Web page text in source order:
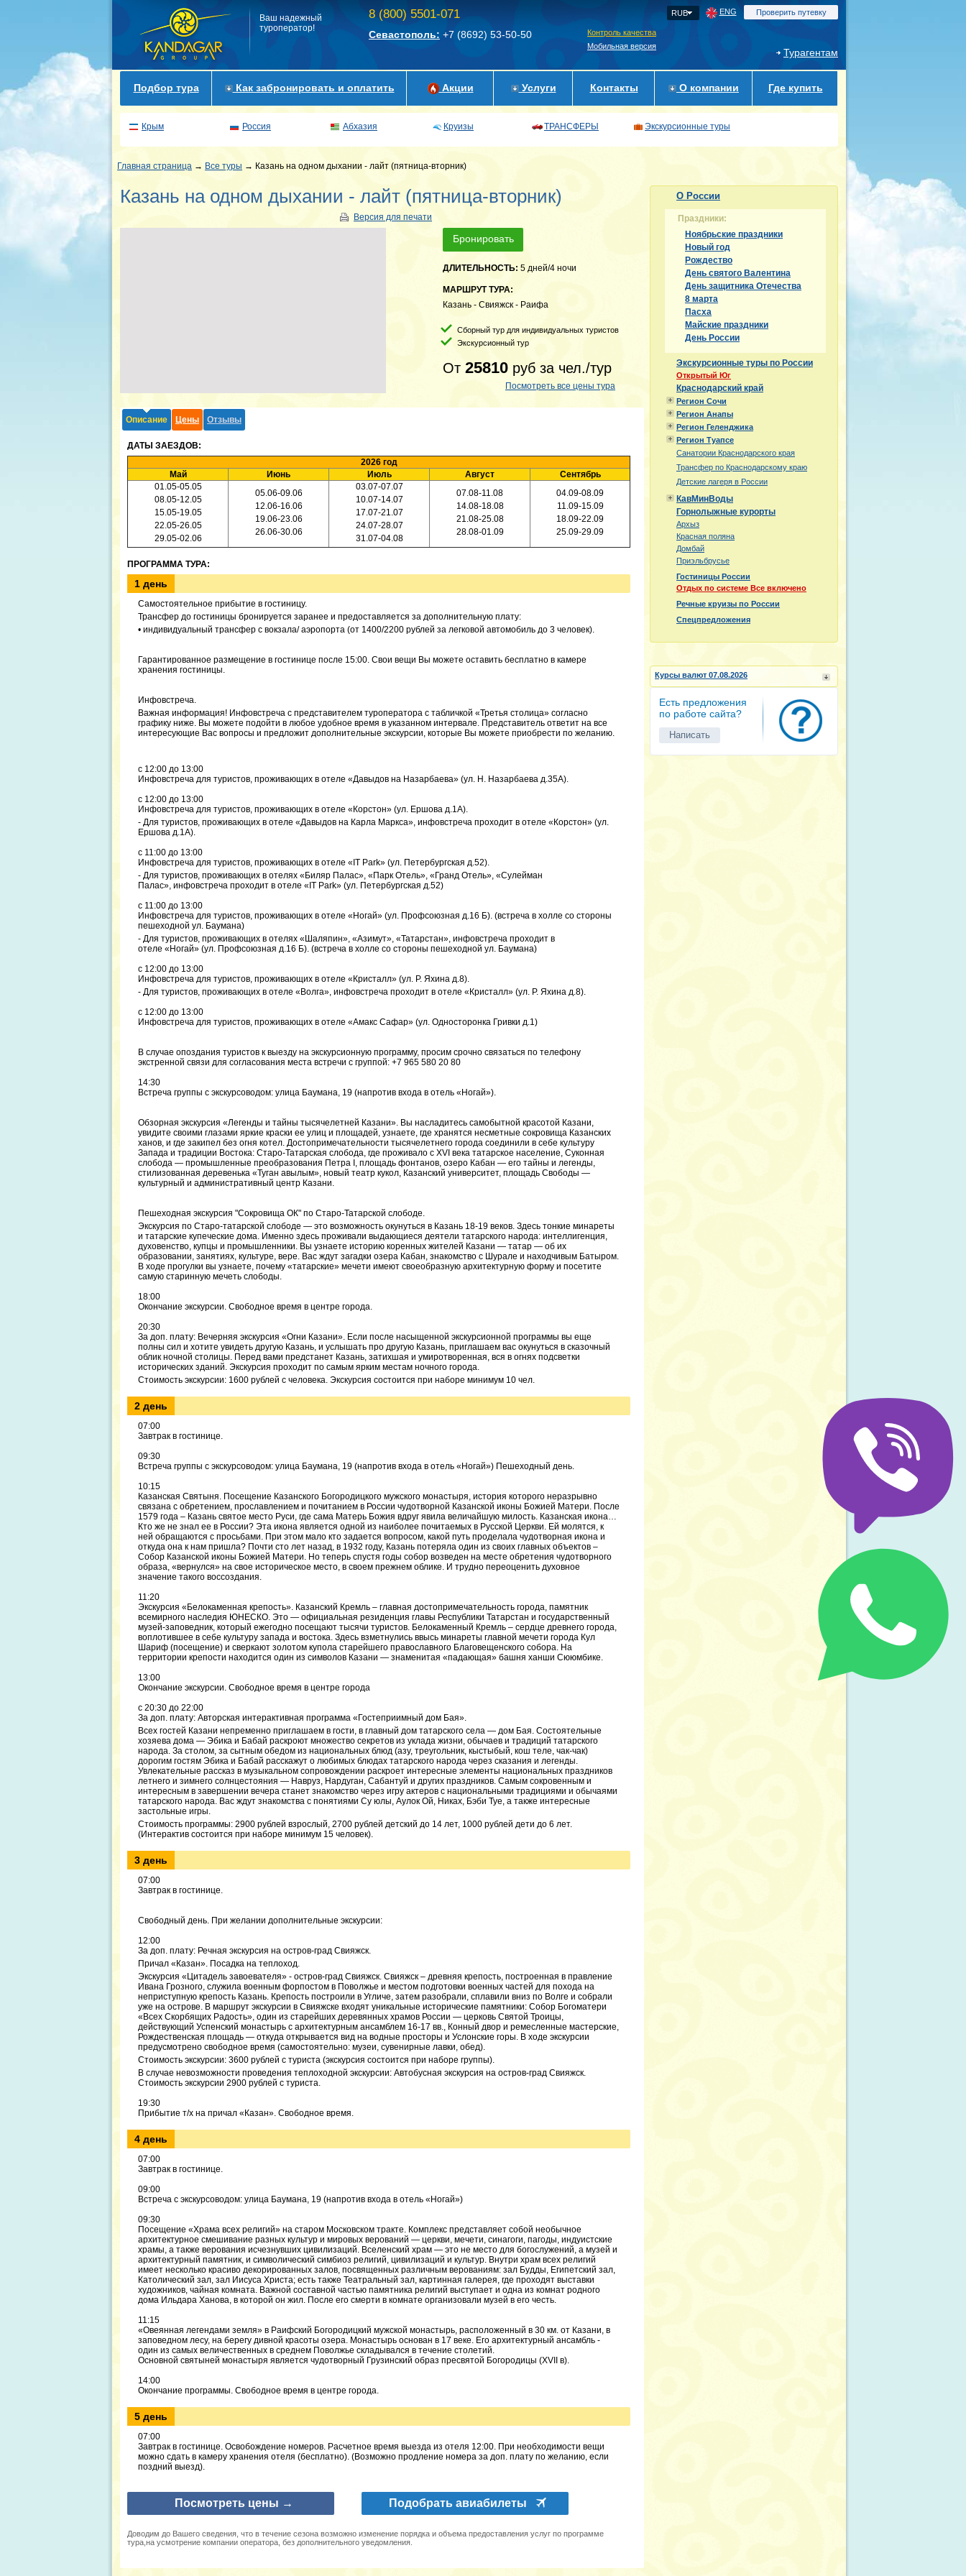
Ваш надежный
туроператор!
8 (800) 5501-071
Севастополь: +7 (8692) 53-50-50
Контроль качества
Мобильная версия
RUB ENG Проверить путевку
Турагентам
Подбор тура Как забронировать и оплатить Акции Услуги Контакты О компании Где купить
Крым Россия Абхазия Круизы ТРАНСФЕРЫ Экскурсионные туры
Главная страница → Все туры → Казань на одном дыхании - лайт (пятница-вторник)
Казань на одном дыхании - лайт (пятница-вторник)
Версия для печати
Бронировать
ДЛИТЕЛЬНОСТЬ: 5 дней/4 ночи
МАРШРУТ ТУРА:
Казань - Свияжск - Раифа
Сборный тур для индивидуальных туристов
Экскурсионный тур
От 25810 руб за чел./тур
Посмотреть все цены тура
Описание Цены Отзывы
ДАТЫ ЗАЕЗДОВ:
2026 год
Май
Июнь Июль Август
Сентябрь
01.05-05.05
08.05-12.05
15.05-19.05
22.05-26.05
29.05-02.06
05.06-09.06
12.06-16.06
19.06-23.06
26.06-30.06
03.07-07.07
10.07-14.07
17.07-21.07
24.07-28.07
31.07-04.08
07.08-11.08
14.08-18.08
21.08-25.08
28.08-01.09
04.09-08.09
11.09-15.09
18.09-22.09
25.09-29.09
ПРОГРАММА ТУРА:
1 день
Самостоятельное прибытие в гостиницу.
Трансфер до гостиницы бронируется заранее и предоставляется за дополнительную плату:
• индивидуальный трансфер с вокзала/ аэропорта (от 1400/2200 рублей за легковой автомобиль до 3 человек).
Гарантированное размещение в гостинице после 15:00. Свои вещи Вы можете оставить бесплатно в камере
хранения гостиницы.
Инфовстреча.
Важная информация! Инфовстреча с представителем туроператора с табличкой «Третья столица» согласно
графику ниже. Вы можете подойти в любое удобное время в указанном интервале. Представитель ответит на все
интересующие Вас вопросы и предложит дополнительные экскурсии, которые Вы можете приобрести по желанию.
с 12:00 до 13:00
Инфовстреча для туристов, проживающих в отеле «Давыдов на Назарбаева» (ул. Н. Назарбаева д.35А).
с 12:00 до 13:00
Инфовстреча для туристов, проживающих в отеле «Корстон» (ул. Ершова д.1А).
- Для туристов, проживающих в отеле «Давыдов на Карла Маркса», инфовстреча проходит в отеле «Корстон» (ул.
Ершова д.1А).
с 11:00 до 13:00
Инфовстреча для туристов, проживающих в отеле «IT Park» (ул. Петербургская д.52).
- Для туристов, проживающих в отелях «Биляр Палас», «Парк Отель», «Гранд Отель», «Сулейман
Палас», инфовстреча проходит в отеле «IT Park» (ул. Петербургская д.52)
с 11:00 до 13:00
Инфовстреча для туристов, проживающих в отеле «Ногай» (ул. Профсоюзная д.16 Б). (встреча в холле со стороны
пешеходной ул. Баумана)
- Для туристов, проживающих в отелях «Шаляпин», «Азимут», «Татарстан», инфовстреча проходит в
отеле «Ногай» (ул. Профсоюзная д.16 Б). (встреча в холле со стороны пешеходной ул. Баумана)
с 12:00 до 13:00
Инфовстреча для туристов, проживающих в отеле «Кристалл» (ул. Р. Яхина д.8).
- Для туристов, проживающих в отеле «Волга», инфовстреча проходит в отеле «Кристалл» (ул. Р. Яхина д.8).
с 12:00 до 13:00
Инфовстреча для туристов, проживающих в отеле «Амакс Сафар» (ул. Односторонка Гривки д.1)
В случае опоздания туристов к выезду на экскурсионную программу, просим срочно связаться по телефону
экстренной связи для согласования места встречи с группой: +7 965 580 20 80
14:30
Встреча группы с экскурсоводом: улица Баумана, 19 (напротив входа в отель «Ногай»).
Обзорная экскурсия «Легенды и тайны тысячелетней Казани». Вы насладитесь самобытной красотой Казани,
увидите своими глазами яркие краски ее улиц и площадей, узнаете, где хранятся несметные сокровища Казанских
ханов, и где закипел без огня котел. Достопримечательности тысячелетнего города соединили в себе культуру
Запада и традиции Востока: Старо-Татарская слобода, где проживало с XVI века татарское население, Суконная
слобода — промышленные преобразования Петра I, площадь фонтанов, озеро Кабан — его тайны и легенды,
стилизованная деревенька «Туган авылым», новый театр кукол, Казанский университет, площадь Свободы —
культурный и административный центр Казани.
Пешеходная экскурсия "Сокровища ОК" по Старо-Татарской слободе.
Экскурсия по Старо-татарской слободе — это возможность окунуться в Казань 18-19 веков. Здесь тонкие минареты
и татарские купеческие дома. Именно здесь проживали выдающиеся деятели татарского народа: интеллигенция,
духовенство, купцы и промышленники. Вы узнаете историю коренных жителей Казани — татар — об их
образовании, занятиях, культуре, вере. Вас ждут загадки озера Кабан, знакомство с Шурале и находчивым Батыром.
В ходе прогулки вы узнаете, почему «татарские» мечети имеют своеобразную архитектурную форму и посетите
самую старинную мечеть слободы.
18:00
Окончание экскурсии. Свободное время в центре города.
20:30
За доп. плату: Вечерняя экскурсия «Огни Казани». Если после насыщенной экскурсионной программы вы еще
полны сил и хотите увидеть другую Казань, и услышать про другую Казань, приглашаем вас окунуться в сказочный
облик ночной столицы. Перед вами предстанет Казань, затихшая и умиротворенная, вся в огнях подсветки
исторических зданий. Экскурсия проходит по самым ярким местам ночного города.
Стоимость экскурсии: 1600 рублей с человека. Экскурсия состоится при наборе минимум 10 чел.
2 день
07:00
Завтрак в гостинице.
09:30
Встреча группы с экскурсоводом: улица Баумана, 19 (напротив входа в отель «Ногай») Пешеходный день.
10:15
Казанская Святыня. Посещение Казанского Богородицкого мужского монастыря, история которого неразрывно
связана с обретением, прославлением и почитанием в России чудотворной Казанской иконы Божией Матери. После
1579 года – Казань святое место Руси, где сама Матерь Божия вдруг явила величайшую милость. Казанская икона…
Кто же не знал ее в России? Эта икона является одной из наиболее почитаемых в Русской Церкви. Ей молятся, к
ней обращаются с просьбами. При этом мало кто задается вопросом, какой путь проделала чудотворная икона и
откуда она к нам пришла? Почти сто лет назад, в 1932 году, Казань потеряла один из своих главных объектов –
Собор Казанской иконы Божией Матери. Но теперь спустя годы собор возведен на месте обретения чудотворного
образа, «вернулся» на свое историческое место, в своем прежнем облике. И трудно переоценить духовное
значение такого воссоздания.
11:20
Экскурсия «Белокаменная крепость». Казанский Кремль – главная достопримечательность города, памятник
всемирного наследия ЮНЕСКО. Это — официальная резиденция главы Республики Татарстан и государственный
музей-заповедник, который ежегодно посещают тысячи туристов. Белокаменный Кремль – сердце древнего города,
воплотившее в себе культуру запада и востока. Здесь взметнулись ввысь минареты главной мечети города Кул
Шариф (посещение) и сверкают золотом купола старейшего православного Благовещенского собора. На
территории крепости находится один из символов Казани — знаменитая «падающая» башня ханши Сююмбике.
13:00
Окончание экскурсии. Свободное время в центре города
с 20:30 до 22:00
За доп. плату: Авторская интерактивная программа «Гостеприимный дом Бая».
Всех гостей Казани непременно приглашаем в гости, в главный дом татарского села — дом Бая. Состоятельные
хозяева дома — Эбика и Бабай раскроют множество секретов из уклада жизни, обычаев и традиций татарского
народа. За столом, за сытным обедом из национальных блюд (азу, треугольник, кыстыбый, кош теле, чак-чак)
дорогим гостям Эбика и Бабай расскажут о любимых блюдах татарского народа через сказания и легенды.
Увлекательные рассказ в музыкальном сопровождении раскроет интересные элементы национальных праздников
летнего и зимнего солнцестояния — Навруз, Нардуган, Сабантуй и других праздников. Самым сокровенным и
интересным в завершении вечера станет знакомство через игру актеров с национальными традициями и обычаями
татарского народа. Вас ждут знакомства с понятиями Су юлы, Аулок Ой, Никах, Бэби Туе, а также интересные
застольные игры.
Стоимость программы: 2900 рублей взрослый, 2700 рублей детский до 14 лет, 1000 рублей дети до 6 лет.
(Интерактив состоится при наборе минимум 15 человек).
3 день
07:00
Завтрак в гостинице.
Свободный день. При желании дополнительные экскурсии:
12:00
За доп. плату: Речная экскурсия на остров-град Свияжск.
Причал «Казан». Посадка на теплоход.
Экскурсия «Цитадель завоевателя» - остров-град Свияжск. Свияжск – древняя крепость, построенная в правление
Ивана Грозного, служила военным форпостом в Поволжье и местом подготовки военных частей для похода на
неприступную крепость Казань. Крепость построили в Угличе, затем разобрали, сплавили вниз по Волге и собрали
уже на острове. В маршрут экскурсии в Свияжске входят уникальные исторические памятники: Собор Богоматери
«Всех Скорбящих Радость», один из старейших деревянных храмов России — церковь Святой Троицы,
действующий Успенский монастырь с архитектурным ансамблем 16-17 вв., Конный двор и ремесленные мастерские,
Рождественская площадь — откуда открывается вид на водные просторы и Услонские горы. В ходе экскурсии
предусмотрено свободное время (самостоятельно: музеи, сувенирные лавки, обед).
Стоимость экскурсии: 3600 рублей с туриста (экскурсия состоится при наборе группы).
В случае невозможности проведения теплоходной экскурсии: Автобусная экскурсия на остров-град Свияжск.
Стоимость экскурсии 2900 рублей с туриста.
19:30
Прибытие т/х на причал «Казан». Свободное время.
4 день
07:00
Завтрак в гостинице.
09:00
Встреча с экскурсоводом: улица Баумана, 19 (напротив входа в отель «Ногай»)
09:30
Посещение «Храма всех религий» на старом Московском тракте. Комплекс представляет собой необычное
архитектурное смешивание разных культур и мировых верований — церкви, мечети, синагоги, пагоды, индуистские
храмы, а также верования исчезнувших цивилизаций. Вселенский храм — это не место для богослужений, а музей и
архитектурный памятник, и символический симбиоз религий, цивилизаций и культур. Внутри храм всех религий
имеет несколько красиво декорированных залов, посвященных различным верованиям: зал Будды, Египетский зал,
Католический зал, зал Иисуса Христа; есть также Театральный зал, картинная галерея, где проходят выставки
художников, чайная комната. Важной составной частью памятника религий выступает и одна из комнат родного
дома Ильдара Ханова, в которой он жил. После его смерти в комнате организовали музей в его честь.
11:15
«Овеянная легендами земля» в Раифский Богородицкий мужской монастырь, расположенный в 30 км. от Казани, в
заповедном лесу, на берегу дивной красоты озера. Монастырь основан в 17 веке. Его архитектурный ансамбль -
один из самых величественных в среднем Поволжье складывался в течение столетий.
Основной святыней монастыря является чудотворный Грузинский образ пресвятой Богородицы (XVII в).
14:00
Окончание программы. Свободное время в центре города.
5 день
07:00
Завтрак в гостинице. Освобождение номеров. Расчетное время выезда из отеля 12:00. При необходимости вещи
можно сдать в камеру хранения отеля (бесплатно). (Возможно продление номера за доп. плату по желанию, если
поздний выезд).
Посмотреть цены → Подобрать авиабилеты
Доводим до Вашего сведения, что в течение сезона возможно изменение порядка и объема предоставления услуг по программе
тура,на усмотрение компании оператора, без дополнительного уведомления.
О России
Праздники:
Ноябрьские праздники
Новый год
Рождество
День святого Валентина
День защитника Отечества
8 марта
Пасха
Майские праздники
День России
Экскурсионные туры по России
Открытый Юг
Краснодарский край
Регион Сочи
Регион Анапы
Регион Геленджика
Регион Туапсе
Санатории Краснодарского края
Трансфер по Краснодарскому краю
Детские лагеря в России
КавМинВоды
Горнолыжные курорты
Архыз
Красная поляна
Домбай
Приэльбрусье
Гостиницы России
Отдых по системе Все включено
Речные круизы по России
Спецпредложения
Курсы валют 07.08.2026
Есть предложения
по работе сайта?
Написать